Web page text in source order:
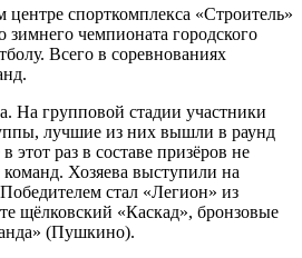
спорткомплекса «Строитель»
чемпионата городского
Всего в соревнованиях
На групповой стадии участники
лучшие из них вышли в раунд
раз в составе призёров не
Хозяева выступили на
стал «Легион» из
щёлковский «Каскад», бронзовые
(Пушкино).